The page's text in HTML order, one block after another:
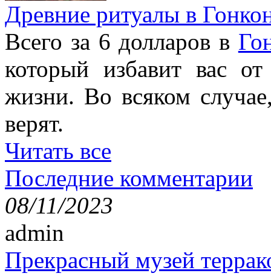
Древние ритуалы в
Всего за 6 долларов в
который избавит вас
жизни. Во всяком
верят.
Читать все
Последние комментарии
08/11/2023
admin
Прекрасный музей